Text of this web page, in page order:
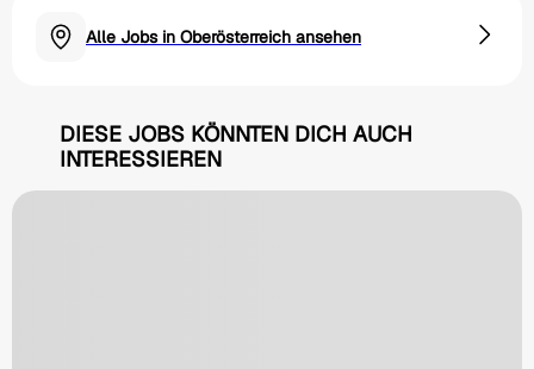
Alle Jobs in Oberösterreich ansehen
DIESE JOBS KÖNNTEN DICH AUCH
INTERESSIEREN